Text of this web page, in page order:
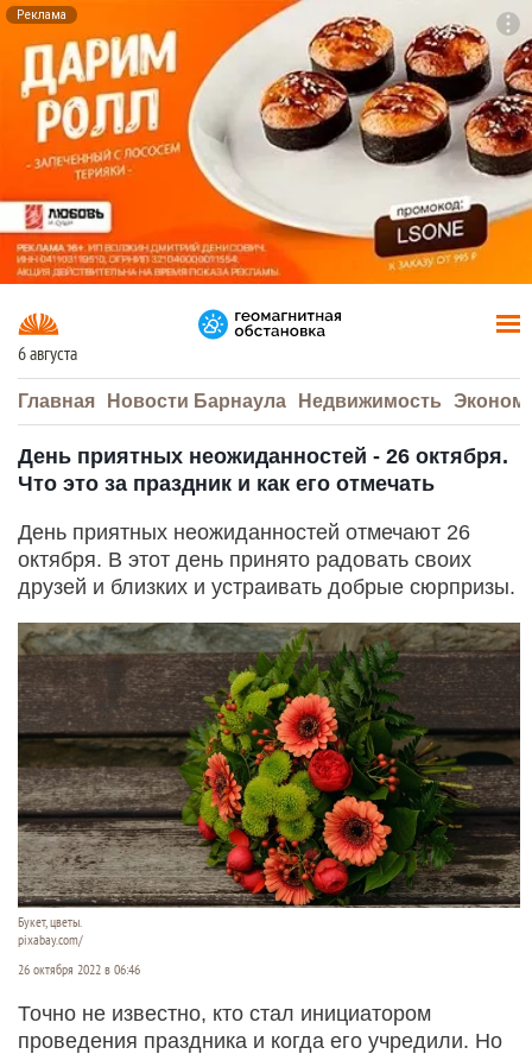
Реклама
6 августа
Главная Новости Барнаула Недвижимость
День приятных неожиданностей - 26 октября.
Что это за праздник и как его отмечать
День приятных неожиданностей отмечают 26
октября. В этот день принято радовать своих
друзей и близких и устраивать добрые сюрпризы.
Букет, цветы.
pixabay.com/
26 октября 2022 в 06:46
Точно не известно, кто стал инициатором
проведения праздника и когда его учредили. Но